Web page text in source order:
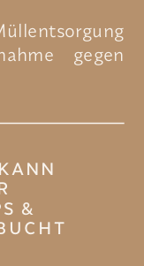
&
gegen